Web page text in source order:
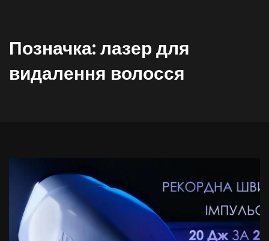
Позначка:лазер для
видалення волосся